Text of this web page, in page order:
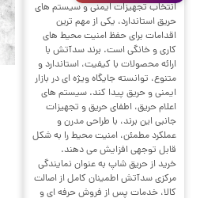
انتخاب تجهیزات ایمنی و سیستم های
حریق استاندارد، یکی از مهم ترین
اقدامات برای حفظ امنیت محیط های
کاری و خانگی است. برند سدآتش با
ارائه محصولات با کیفیت، استاندارد و
متنوع، توانسته جایگاه ویژه ای در بازار
ایمنی و حریق پیدا کند. سیستم های
اعلام حریق، اطفای حریق و تجهیزات
جانبی این برند، با طراحی مدرن و
عملکرد مطمئن، امنیت محیط را به شکل
قابل توجهی افزایش می دهند.
خرید از حریق شاپ به عنوان نمایندگی
مرکزی سدآتش اطمینان کامل از اصالت
کالا، خدمات پس از فروش حرفه ای و